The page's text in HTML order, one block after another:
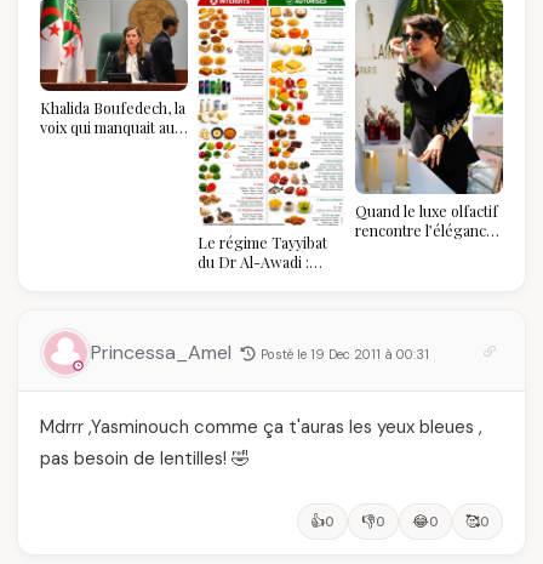
Khalida Boufedech, la
voix qui manquait au
Le régime Tayyibat
du Dr Al-Awadi :
vraiment savoir
Quand le luxe olfactif
rencontre l’élégance
Princessa_Amel Posté le 19 Dec 2011 à 00:31
Mdrrr ,Yasminouch comme ça t'auras les yeux bleues ,
pas besoin de lentilles! 🤣
👍0 👎0 😂0 🥰0